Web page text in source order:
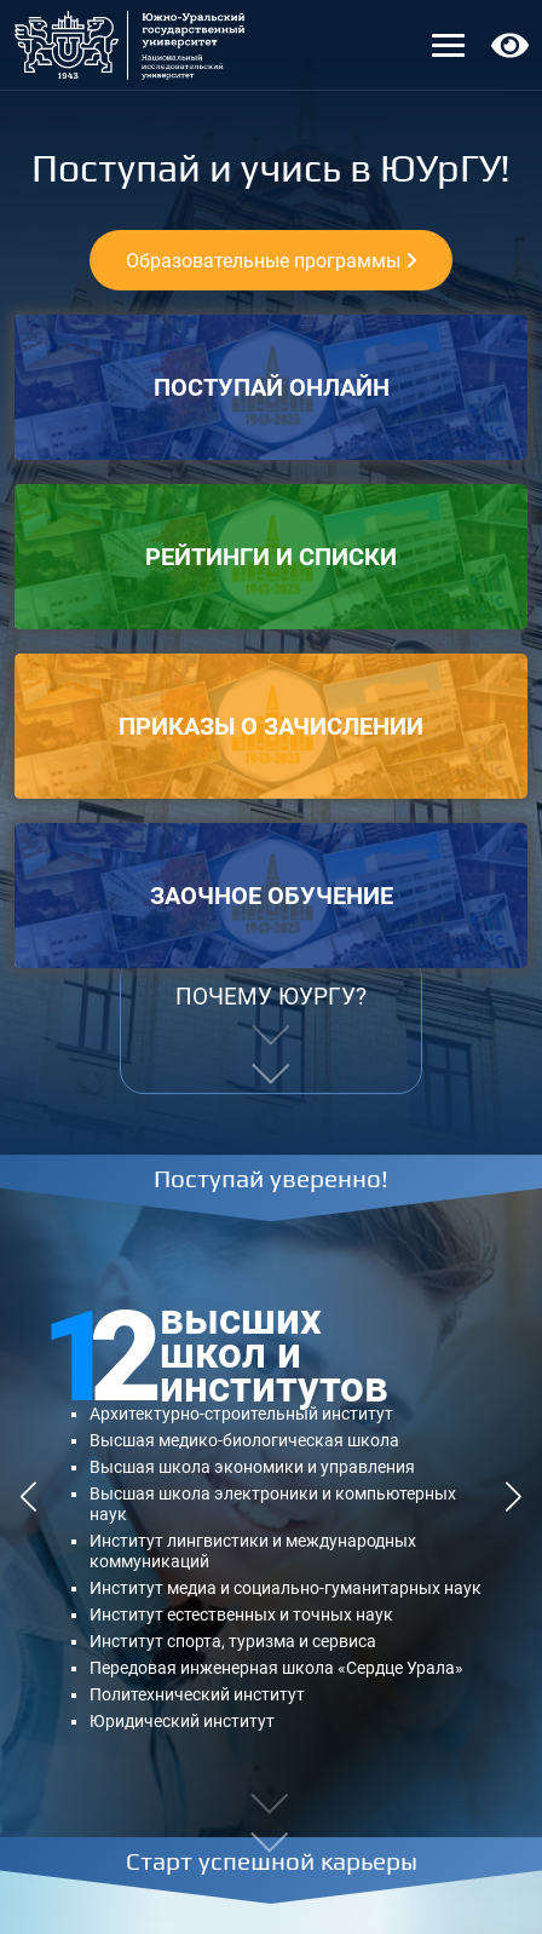
Поступай и учись в ЮУрГУ!
Образовательные программы
ПОСТУПАЙ ОНЛАЙН
РЕЙТИНГИ И СПИСКИ
ПРИКАЗЫ О ЗАЧИСЛЕНИИ
ЗАОЧНОЕ ОБУЧЕНИЕ
ПОЧЕМУ ЮУРГУ?
Поступай уверенно!
12высших
школ и
институтов
Архитектурно-строительный институт
Высшая медико-биологическая школа
Высшая школа экономики и управления
Высшая школа электроники и компьютерных
наук
Институт лингвистики и международных
коммуникаций
Институт медиа и социально-гуманитарных наук
Институт естественных и точных наук
Институт спорта, туризма и сервиса
Передовая инженерная школа «Сердце Урала»
Политехнический институт
Юридический институт
Старт успешной карьеры